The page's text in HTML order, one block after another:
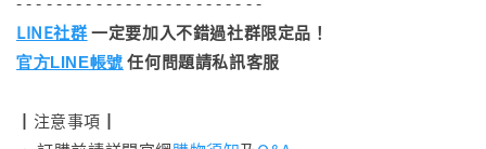
LINE社群一定要加入不錯過社群限定品！
官方LINE帳號 任何問題請私訊客服
┃注意事項┃